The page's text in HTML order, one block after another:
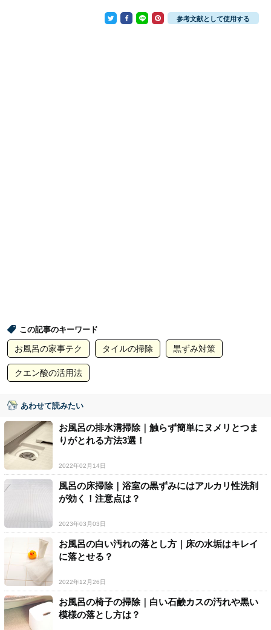
参考文献として使用する
この記事のキーワード
お風呂の家事テク タイルの掃除 黒ずみ対策
クエン酸の活用法
あわせて読みたい
お風呂の排水溝掃除｜触らず簡単にヌメリとつま
りがとれる方法3選！
2022年02月14日
風呂の床掃除｜浴室の黒ずみにはアルカリ性洗剤
が効く！注意点は？
2023年03月03日
お風呂の白い汚れの落とし方｜床の水垢はキレイ
に落とせる？
2022年12月26日
お風呂の椅子の掃除｜白い石鹸カスの汚れや黒い
模様の落とし方は？